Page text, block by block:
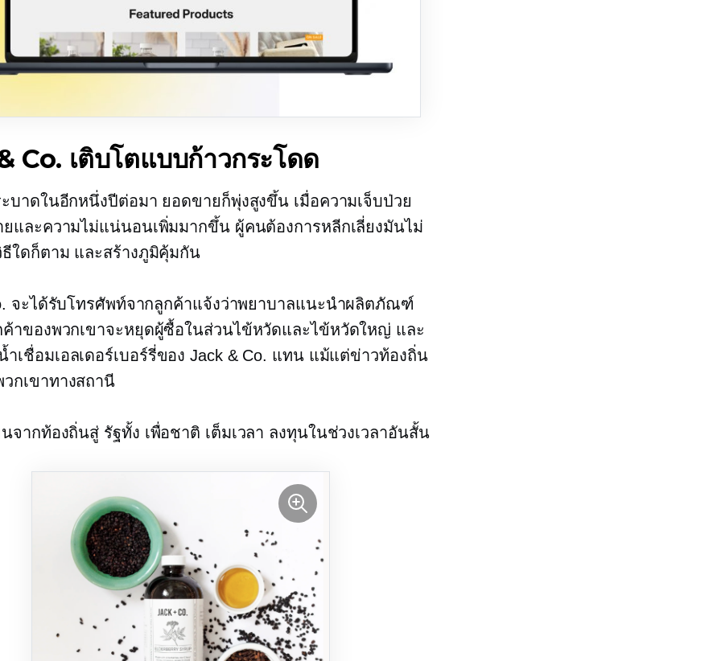
Co. เติบโตแบบก้าวกระโดด
ะบาดในอีกหนึ่งปีต่อมา ยอดขายก็พุ่งสูงขึ้น เมื่อความเจ็บป่วย
ยและความไม่แน่นอนเพิ่มมากขึ้น ผู้คนต้องการหลีกเลี่ยงมันไม่
ธีใดก็ตาม และสร้างภูมิคุ้มกัน
จะได้รับโทรศัพท์จากลูกค้าแจ้งว่าพยาบาลแนะนำผลิตภัณฑ์
าของพวกเขาจะหยุดผู้ซื้อในส่วนไข้หวัดและไข้หวัดใหญ่ และ
เชื่อมเอลเดอร์เบอร์รี่ของ Jack & Co. แทน แม้แต่ข่าวท้องถิ่น
กเขาทางสถานี
นจากท้องถิ่นสู่ รัฐทั้ง เพื่อชาติ เต็มเวลา ลงทุนในช่วงเวลาอันสั้น